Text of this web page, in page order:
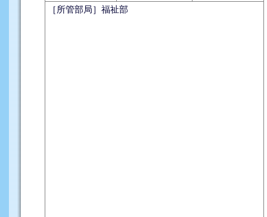
［所管部局］福祉部